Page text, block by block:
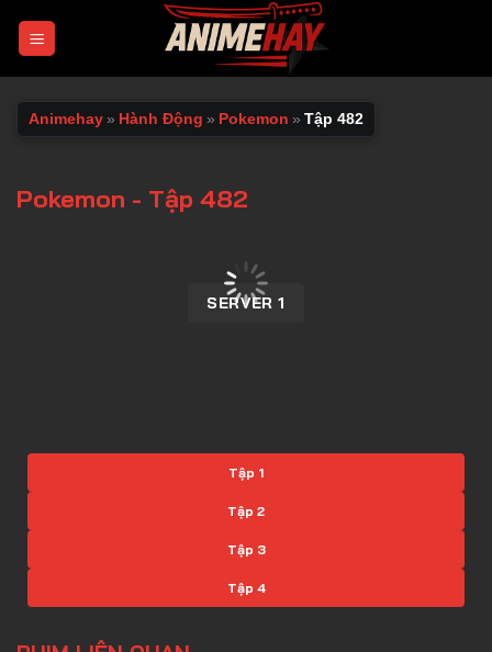
Animehay » Hành Động » Pokemon » Tập 482
Pokemon - Tập 482
SERVER 1
Tập 1
Tập 2
Tập 3
Tập 4